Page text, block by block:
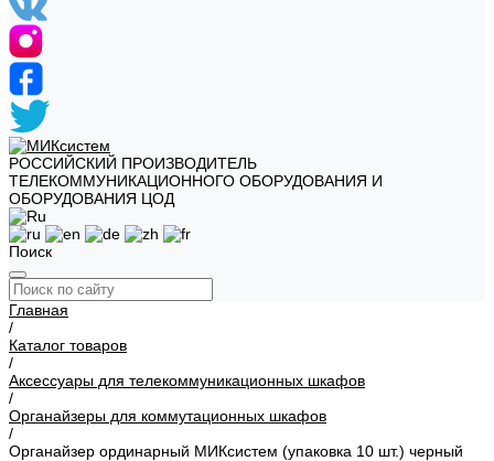
РОССИЙСКИЙ ПРОИЗВОДИТЕЛЬ
ТЕЛЕКОММУНИКАЦИОННОГО ОБОРУДОВАНИЯ И
ОБОРУДОВАНИЯ ЦОД
Поиск
Главная
/
Каталог товаров
/
Аксессуары для телекоммуникационных шкафов
/
Органайзеры для коммутационных шкафов
/
Органайзер ординарный МИКсистем (упаковка 10 шт.) черный